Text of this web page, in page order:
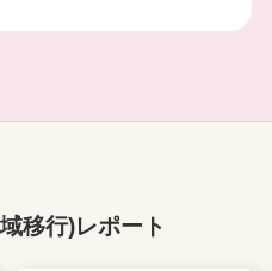
移行)レポート